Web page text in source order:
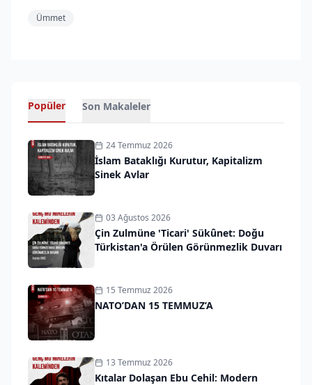
Ümmet
Popüler Son Makaleler
24 Temmuz 2026
İslam Bataklığı Kurutur, Kapitalizm
Sinek Avlar
03 Ağustos 2026
Çin Zulmüne 'Ticari' Sükûnet: Doğu
Türkistan'a Örülen Görünmezlik Duvarı
15 Temmuz 2026
NATO’DAN 15 TEMMUZ’A
13 Temmuz 2026
Kıtalar Dolaşan Ebu Cehil: Modern